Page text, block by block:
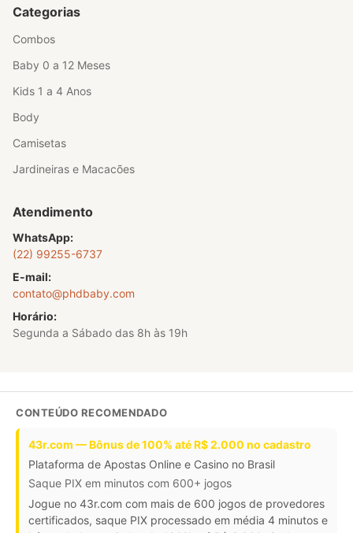
Categorias
Combos
Baby 0 a 12 Meses
Kids 1 a 4 Anos
Body
Camisetas
Jardineiras e Macacões
Atendimento
WhatsApp:
(22) 99255-6737
E-mail:
contato@phdbaby.com
Horário:
Segunda a Sábado das 8h às 19h
CONTEÚDO RECOMENDADO
43r.com — Bônus de 100% até R$ 2.000 no cadastro
Plataforma de Apostas Online e Casino no Brasil
Saque PIX em minutos com 600+ jogos
Jogue no 43r.com com mais de 600 jogos de provedores
certificados, saque PIX processado em média 4 minutos e